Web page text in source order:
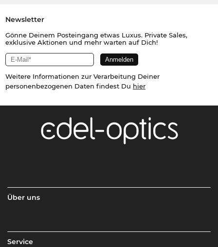
Newsletter
Gönne Deinem Posteingang etwas Luxus. Private Sales,
exklusive Aktionen und mehr warten auf Dich!
Weitere Informationen zur Verarbeitung Deiner
personenbezogenen Daten findest Du hier
Über uns
Service